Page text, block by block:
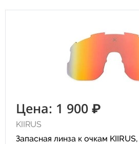
Цена: 1 900 ₽
KIIRUS
Запасная линза к очкам